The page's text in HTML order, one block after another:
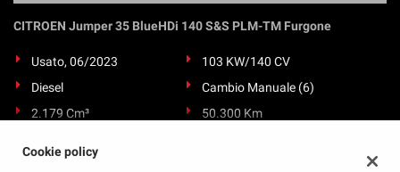
CITROEN Jumper 35 BlueHDi 140 S&S PLM-TM Furgone
Usato, 06/2023
103 KW/140 CV
Diesel
Cambio Manuale (6)
2.179 Cm³
50.300 Km
ABS, Airbag, Alzacristalli elettrici, Android Auto, Apple CarPlay,
Cookie policy